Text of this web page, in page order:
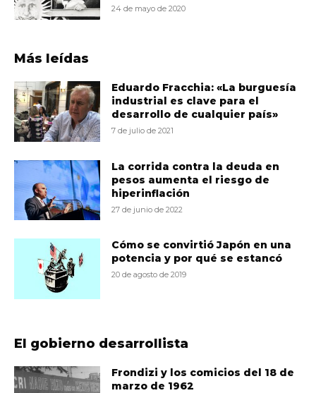
24 de mayo de 2020
Más leídas
Eduardo Fracchia: «La burguesía
industrial es clave para el
desarrollo de cualquier país»
7 de julio de 2021
La corrida contra la deuda en
pesos aumenta el riesgo de
hiperinflación
27 de junio de 2022
Cómo se convirtió Japón en una
potencia y por qué se estancó
20 de agosto de 2019
El gobierno desarrollista
Frondizi y los comicios del 18 de
marzo de 1962